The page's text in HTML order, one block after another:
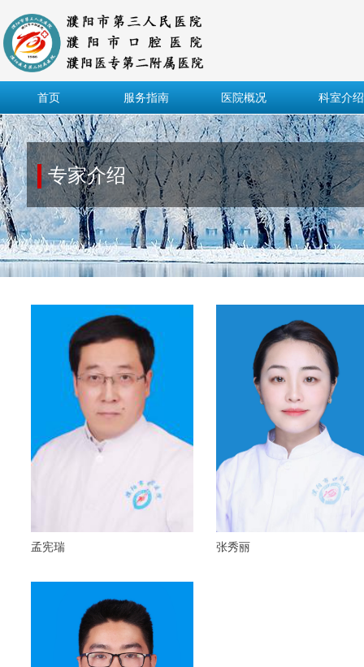
首页 服务指南 医院概况 科室介绍
专家介绍
孟宪瑞 张秀丽